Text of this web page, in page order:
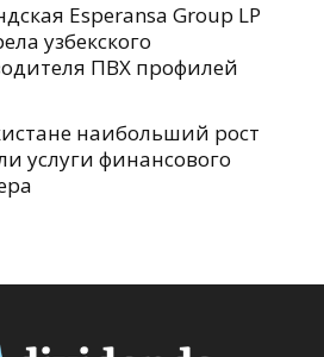
Esperansa Group LP
узбекского
ПВХ профилей
наибольший рост
услуги финансового